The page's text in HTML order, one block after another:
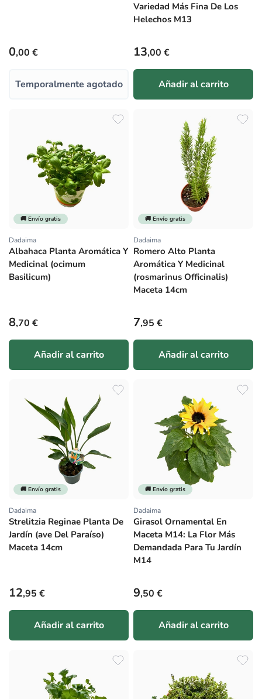
Precio habitual
0,00 €
Temporalmente agotado
Variedad Más Fina De Los
Helechos M13
Precio habitual
13,00 €
Añadir al carrito
🚚 Envío gratis
Proveedor:
Dadaima
Albahaca Planta Aromática Y
Medicinal (ocimum
Basilicum)
Precio habitual
8,70 €
Añadir al carrito
🚚 Envío gratis
Proveedor:
Dadaima
Romero Alto Planta
Aromática Y Medicinal
(rosmarinus Officinalis)
Maceta 14cm
Precio habitual
7,95 €
Añadir al carrito
🚚 Envío gratis
Proveedor:
Dadaima
Strelitzia Reginae Planta De
Jardín (ave Del Paraíso)
Maceta 14cm
Precio habitual
12,95 €
Añadir al carrito
🚚 Envío gratis
Proveedor:
Dadaima
Girasol Ornamental En
Maceta M14: La Flor Más
Demandada Para Tu Jardín
M14
Precio habitual
9,50 €
Añadir al carrito